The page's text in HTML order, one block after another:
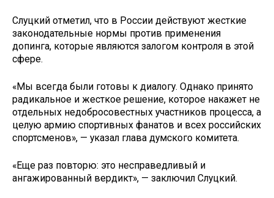
Слуцкий отметил, что в России действуют жесткие
законодательные нормы против применения
допинга, которые являются залогом контроля в этой
сфере.
«Мы всегда были готовы к диалогу. Однако принято
радикальное и жесткое решение, которое накажет не
отдельных недобросовестных участников процесса, а
целую армию спортивных фанатов и всех российских
спортсменов», — указал глава думского комитета.
«Еще раз повторю: это несправедливый и
ангажированный вердикт», — заключил Слуцкий.